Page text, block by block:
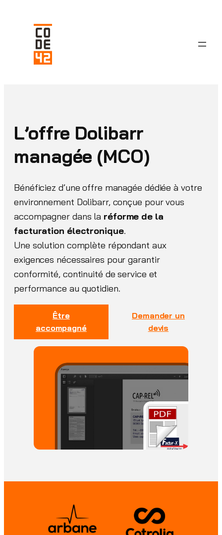
contenu
L’offre Dolibarr
managée (MCO)
Bénéficiez d’une offre managée dédiée à votre
environnement Dolibarr, conçue pour vous
accompagner dans la réforme de la
facturation électronique.
Une solution complète répondant aux
exigences nécessaires pour garantir
conformité, continuité de service et
performance au quotidien.
Être
accompagné
Demander un
devis